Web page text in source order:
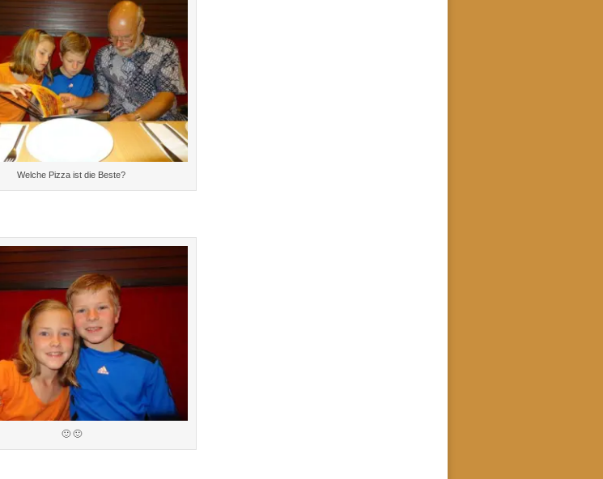
Welche Pizza ist die Beste?
🙂 🙂